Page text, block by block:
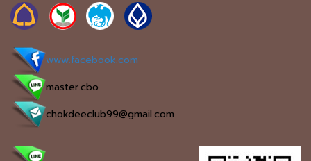
www.facebook.com
master.cbo
chokdeeclub99@gmail.com